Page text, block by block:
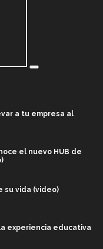
a tu empresa al
el nuevo HUB de
su vida (video)
experiencia educativa